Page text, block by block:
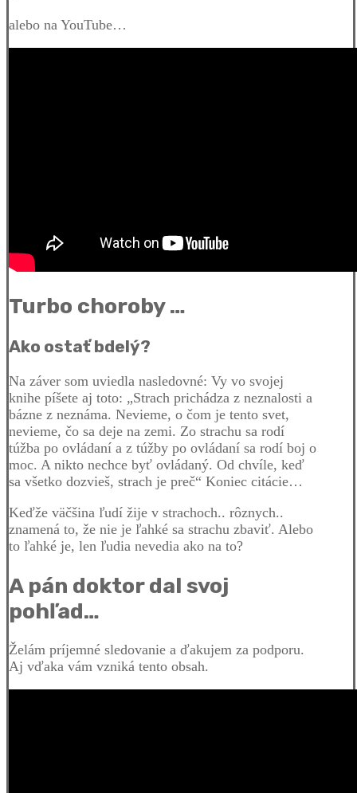
alebo na YouTube…
Turbo choroby …
Ako ostať bdelý?
Na záver som uviedla nasledovné: Vy vo svojej
knihe píšete aj toto: „Strach prichádza z neznalosti a
bázne z neznáma. Nevieme, o čom je tento svet,
nevieme, čo sa deje na zemi. Zo strachu sa rodí
túžba po ovládaní a z túžby po ovládaní sa rodí boj o
moc. A nikto nechce byť ovládaný. Od chvíle, keď
sa všetko dozvieš, strach je preč“ Koniec citácie…
Keďže väčšina ľudí žije v strachoch.. rôznych..
znamená to, že nie je ľahké sa strachu zbaviť. Alebo
to ľahké je, len ľudia nevedia ako na to?
A pán doktor dal svoj
pohľad…
Želám príjemné sledovanie a ďakujem za podporu.
Aj vďaka vám vzniká tento obsah.